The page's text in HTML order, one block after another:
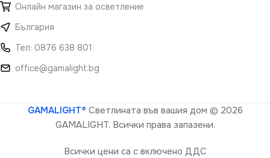
Онлайн магазин за осветление
България
Тел: 0876 638 801
office@gamalight.bg
GAMALIGHT® Светлината във вашия дом © 2026
GAMALIGHT. Всички права запазени.
Всички цени са с включено ДДС